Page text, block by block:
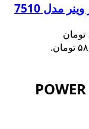
قیمت اصلی: ۶۴,۴۵۰,۰۰۰ تومان
مشخصات دستگاه جوش مدل POWER